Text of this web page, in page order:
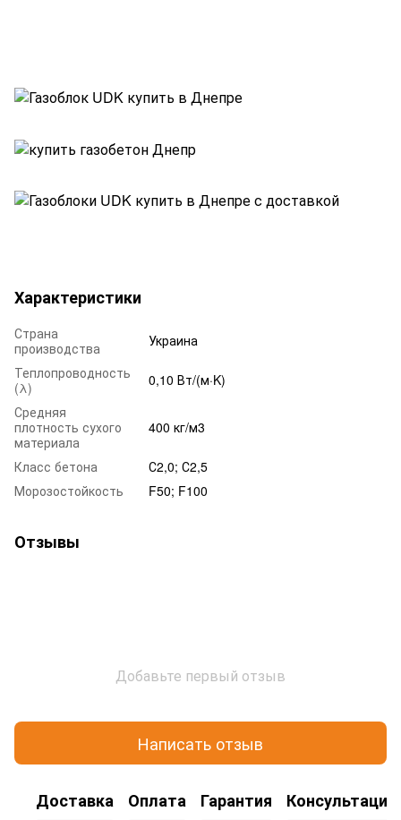
Характеристики
Страна
производства
Украина
Теплопроводность
(λ)
0,10 Вт/(м·K)
Средняя
плотность сухого
материала
400 кг/м3
Класс бетона
С2,0; С2,5
Морозостойкость
F50; F100
Отзывы
Добавьте первый отзыв
Написать отзыв
Доставка Оплата Гарантия Консультация